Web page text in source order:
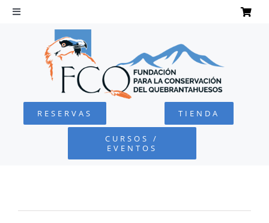
Saltar
Toggle
Navigation
QUEBRANTAHUESOS
FUNDACIÓN
RESERVAS TIENDA
CURSOS /
EVENTOS